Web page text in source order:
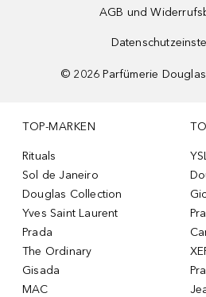
AGB und
© 2026 Parfümerie
TOP-MARKEN
Rituals
Sol de Janeiro
Douglas Collection
Yves Saint Laurent
Prada
The Ordinary
Gisada
MAC